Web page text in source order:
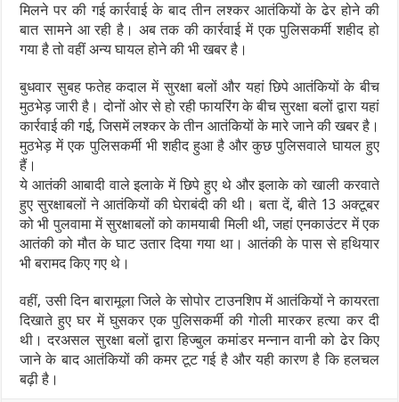
मिलने पर की गई कार्रवाई के बाद तीन लश्कर आतंकियों के ढेर होने की
बात सामने आ रही है। अब तक की कार्रवाई में एक पुलिसकर्मी शहीद हो
गया है तो वहीं अन्य घायल होने की भी खबर है।
बुधवार सुबह फतेह कदाल में सुरक्षा बलों और यहां छिपे आतंकियों के बीच
मुठभेड़ जारी है। दोनों ओर से हो रही फायरिंग के बीच सुरक्षा बलों द्वारा यहां
कार्रवाई की गई, जिसमें लश्कर के तीन आतंकियों के मारे जाने की खबर है।
मुठभेड़ में एक पुलिसकर्मी भी शहीद हुआ है और कुछ पुलिसवाले घायल हुए
हैं।
ये आतंकी आबादी वाले इलाके में छिपे हुए थे और इलाके को खाली करवाते
हुए सुरक्षाबलों ने आतंकियों की घेराबंदी की थी। बता दें, बीते 13 अक्टूबर
को भी पुलवामा में सुरक्षाबलों को कामयाबी मिली थी, जहां एनकाउंटर में एक
आतंकी को मौत के घाट उतार दिया गया था। आतंकी के पास से हथियार
भी बरामद किए गए थे।
वहीं, उसी दिन बारामूला जिले के सोपोर टाउनशिप में आतंकियों ने कायरता
दिखाते हुए घर में घुसकर एक पुलिसकर्मी की गोली मारकर हत्या कर दी
थी। दरअसल सुरक्षा बलों द्वारा हिज्बुल कमांडर मन्नान वानी को ढेर किए
जाने के बाद आतंकियों की कमर टूट गई है और यही कारण है कि हलचल
बढ़ी है।